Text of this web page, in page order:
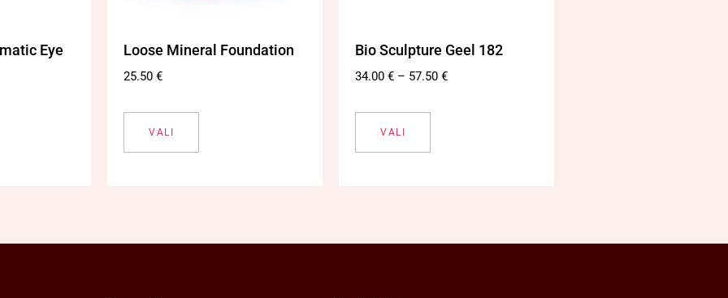
Eye
Loose Mineral Foundation
25.50 €
VALI
Bio Sculpture Geel 182
34.00 € – 57.50 €
VALI